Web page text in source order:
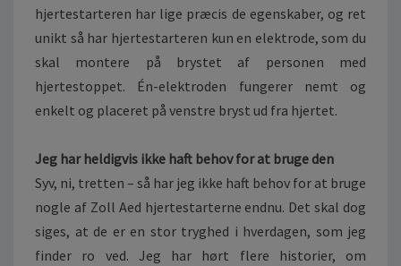
hjertestarteren har lige præcis de egenskaber, og ret
unikt så har hjertestarteren kun en elektrode, som du
skal montere på brystet af personen med
hjertestoppet. Én-elektroden fungerer nemt og
enkelt og placeret på venstre bryst ud fra hjertet.
Jeg har heldigvis ikke haft behov for at bruge den
Syv, ni, tretten – så har jeg ikke haft behov for at bruge
nogle af Zoll Aed hjertestarterne endnu. Det skal dog
siges, at de er en stor tryghed i hverdagen, som jeg
finder ro ved. Jeg har hørt flere historier, om